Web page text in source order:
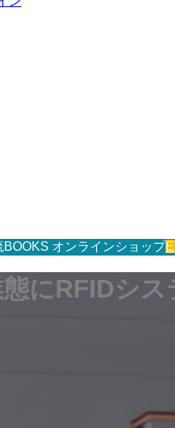
オンラインショップ
にRFIDシス